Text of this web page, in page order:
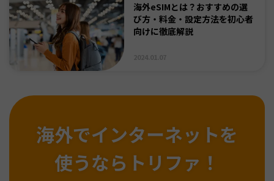
海外eSIMとは？おすすめの選
び方・料金・設定方法を初心者
向けに徹底解説
海外でインターネットを
使うならトリファ！